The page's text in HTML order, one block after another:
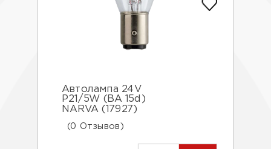
Автолампа 24V
P21/5W (BA 15d)
NARVA (17927)
(0 Отзывов)